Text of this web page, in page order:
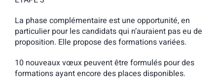
La phase complémentaire est une opportunité, en
particulier pour les candidats qui n’auraient pas eu de
proposition. Elle propose des formations variées.
10 nouveaux vœux peuvent être formulés pour des
formations ayant encore des places disponibles.